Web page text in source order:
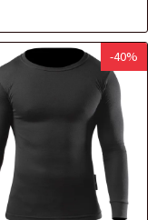
-40%